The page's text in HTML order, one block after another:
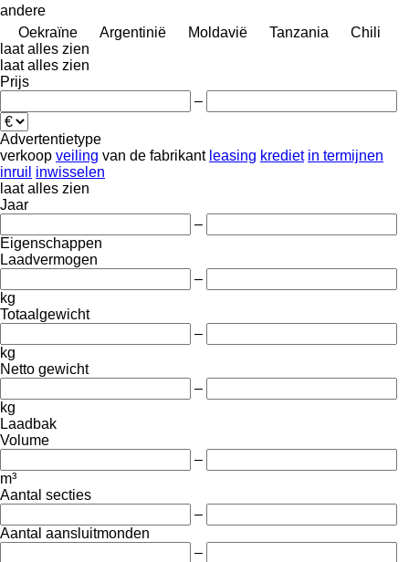
andere
Oekraïne
Argentinië Moldavië Tanzania
Chili
laat alles zien
laat alles zien
Prijs
–
Advertentietype
verkoop veiling van de fabrikant leasing krediet in termijnen
inruil inwisselen
laat alles zien
Jaar
–
Eigenschappen
Laadvermogen
–
kg
Totaalgewicht
–
kg
Netto gewicht
–
kg
Laadbak
Volume
–
m³
Aantal secties
–
Aantal aansluitmonden
–